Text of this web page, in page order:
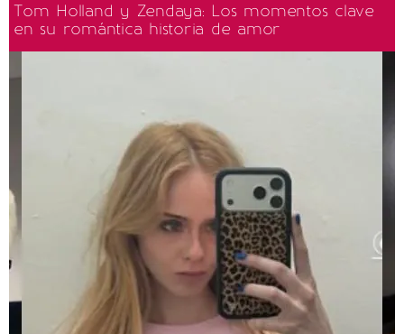
Tom Holland y Zendaya: Los momentos clave
en su romántica historia de amor